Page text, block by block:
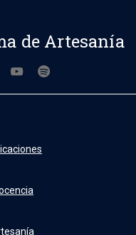
de Artesanía